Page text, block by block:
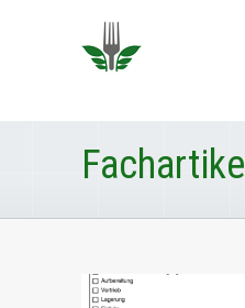
Fachartikel